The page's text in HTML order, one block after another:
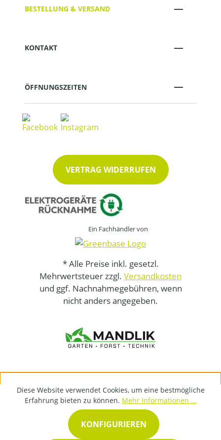
BESTELLUNG & VERSAND
KONTAKT
ÖFFNUNGSZEITEN
VERTRAG WIDERRUFEN
Ein Fachhändler von
* Alle Preise inkl. gesetzl.
Mehrwertsteuer zzgl. Versandkosten
und ggf. Nachnahmegebühren, wenn
nicht anders angegeben.
Diese Website verwendet Cookies, um eine bestmögliche
Erfahrung bieten zu können. Mehr Informationen ...
KONFIGURIEREN